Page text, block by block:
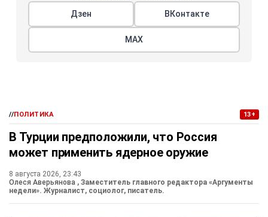
Дзен ВКонтакте
МАХ
//ПОЛИТИКА 13+
В Турции предположили, что Россия
может применить ядерное оружие
8 августа 2026, 23:43
Олеся Аверьянова , Заместитель главного редактора «Аргументы
недели». Журналист, социолог, писатель.